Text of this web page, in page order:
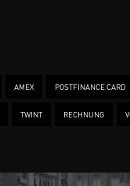
AMEX POSTFINANCE CARD
TWINT RECHNUNG